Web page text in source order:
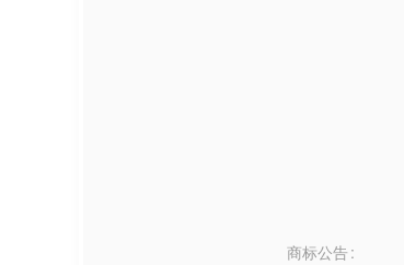
商标公告